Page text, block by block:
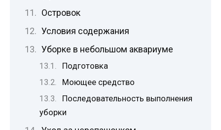
Островок
Условия содержания
Уборке в небольшом аквариуме
Подготовка
Моющее средство
Последовательность выполнения
уборки